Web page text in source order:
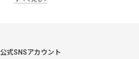
公式SNSアカウント